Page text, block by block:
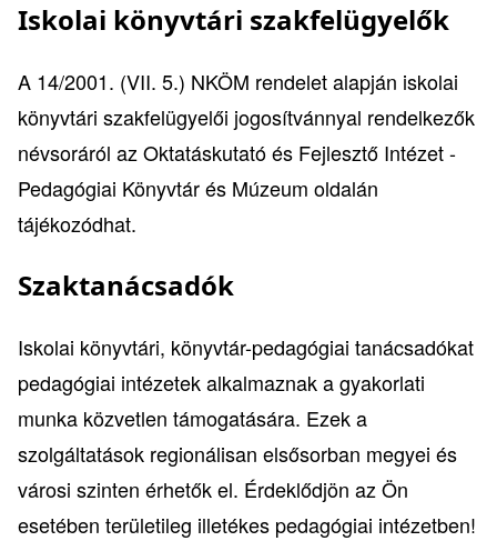
Iskolai könyvtári szakfelügyelők
A 14/2001. (VII. 5.) NKÖM rendelet alapján iskolai
könyvtári szakfelügyelői jogosítvánnyal rendelkezők
névsoráról azOktatáskutató és Fejlesztő Intézet -
Pedagógiai Könyvtár és Múzeum oldalán
tájékozódhat.
Szaktanácsadók
Iskolai könyvtári, könyvtár-pedagógiai tanácsadókat
pedagógiai intézetek alkalmaznak a gyakorlati
munka közvetlen támogatására. Ezek a
szolgáltatások regionálisan elsősorban megyei és
városi szinten érhetők el. Érdeklődjön az Ön
esetében területileg illetékes pedagógiai intézetben!